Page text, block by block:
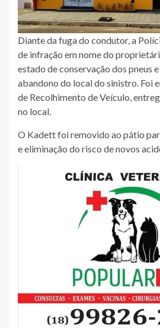
Diante da fuga do condutor, a
de infração em nome do
estado de conservação dos pneus
abandono do local do sinistro. Foi
de Recolhimento de Veículo,
no local.
O Kadett foi removido ao pátio
e eliminação do risco de novos